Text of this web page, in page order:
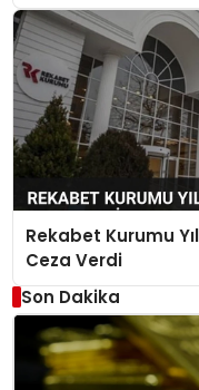
Rekabet Kurumu
Ceza Verdi
Son Dakika